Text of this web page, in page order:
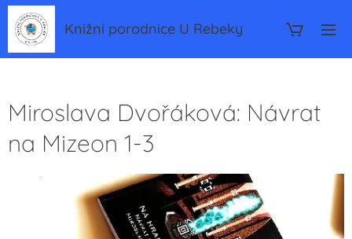
Knižní porodnice U Rebeky
Miroslava Dvořáková: Návrat
na Mizeon 1-3